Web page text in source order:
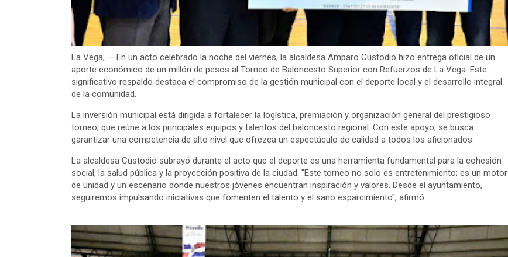
La Vega,. – En un acto celebrado la noche del viernes, la alcaldesa Amparo Custodio hizo entrega oficial de un
aporte económico de un millón de pesos al Torneo de Baloncesto Superior con Refuerzos de La Vega. Este
significativo respaldo destaca el compromiso de la gestión municipal con el deporte local y el desarrollo integral
de la comunidad.
La inversión municipal está dirigida a fortalecer la logística, premiación y organización general del prestigioso
torneo, que reúne a los principales equipos y talentos del baloncesto regional. Con este apoyo, se busca
garantizar una competencia de alto nivel que ofrezca un espectáculo de calidad a todos los aficionados.
La alcaldesa Custodio subrayó durante el acto que el deporte es una herramienta fundamental para la cohesión
social, la salud pública y la proyección positiva de la ciudad. "Este torneo no solo es entretenimiento; es un motor
de unidad y un escenario donde nuestros jóvenes encuentran inspiración y valores. Desde el ayuntamiento,
seguiremos impulsando iniciativas que fomenten el talento y el sano esparcimiento", afirmó.